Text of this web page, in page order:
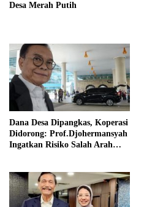
Desa Merah Putih
Dana Desa Dipangkas, Koperasi
Didorong: Prof.Djohermansyah
Ingatkan Risiko Salah Arah